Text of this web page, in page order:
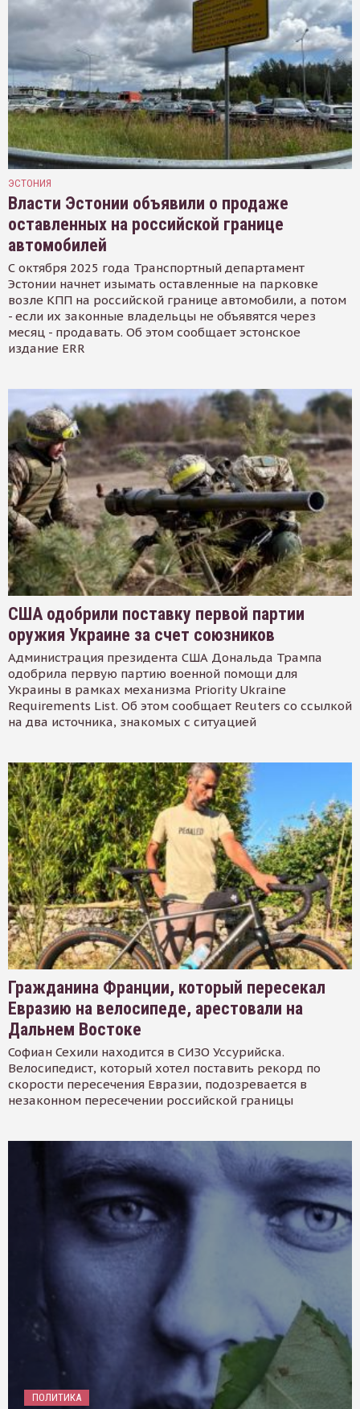
ЭСТОНИЯ
Власти Эстонии объявили о продаже
оставленных на российской границе
автомобилей
С октября 2025 года Транспортный департамент
Эстонии начнет изымать оставленные на парковке
возле КПП на российской границе автомобили, а потом
- если их законные владельцы не объявятся через
месяц - продавать. Об этом сообщает эстонское
издание ERR
США одобрили поставку первой партии
оружия Украине за счет союзников
Администрация президента США Дональда Трампа
одобрила первую партию военной помощи для
Украины в рамках механизма Priority Ukraine
Requirements List. Об этом сообщает Reuters со ссылкой
на два источника, знакомых с ситуацией
Гражданина Франции, который пересекал
Евразию на велосипеде, арестовали на
Дальнем Востоке
Софиан Сехили находится в СИЗО Уссурийска.
Велосипедист, который хотел поставить рекорд по
скорости пересечения Евразии, подозревается в
незаконном пересечении российской границы
ПОЛИТИКА